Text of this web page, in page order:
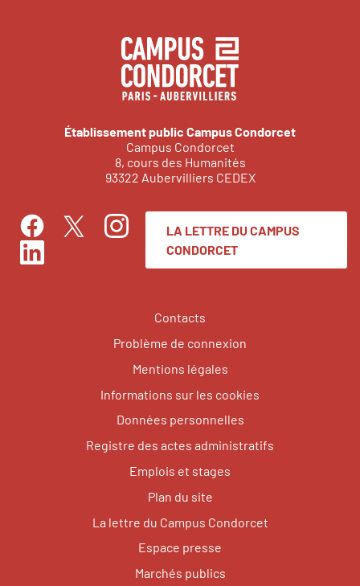
Établissement public Campus Condorcet
Campus Condorcet
8, cours des Humanités
93322 Aubervilliers CEDEX
FacebookTwitterInstagram
LinkedIn
LA LETTRE DU CAMPUS
CONDORCET
Contacts
Problème de connexion
Mentions légales
Informations sur les cookies
Données personnelles
Registre des actes administratifs
Emplois et stages
Plan du site
La lettre du Campus Condorcet
Espace presse
Marchés publics